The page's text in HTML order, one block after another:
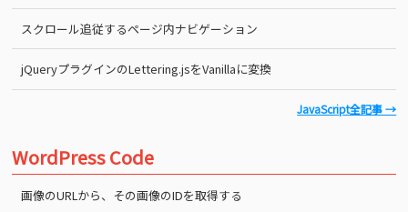
スクロール追従するページ内ナビゲーション
jQueryプラグインのLettering.jsをVanillaに変換
JavaScript全記事 →
WordPress Code
画像のURLから、その画像のIDを取得する